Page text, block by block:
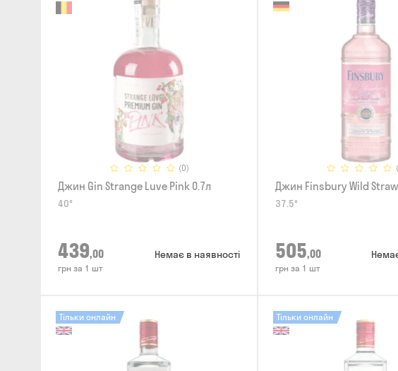
(0)
Джин Gin Strange Luve Pink 0.7л
40°
439,00
грн за 1 шт
Немає в наявності
Джин Finsbury Wild
37.5°
505,00
грн за 1 шт
Тільки онлайн Тільки онлайн